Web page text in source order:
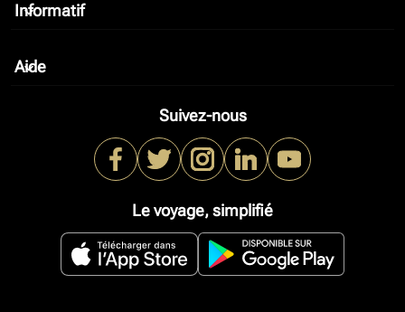
Informatif
keyboard_arrow_down
Aide
keyboard_arrow_down
Suivez-nous
Le voyage, simplifié